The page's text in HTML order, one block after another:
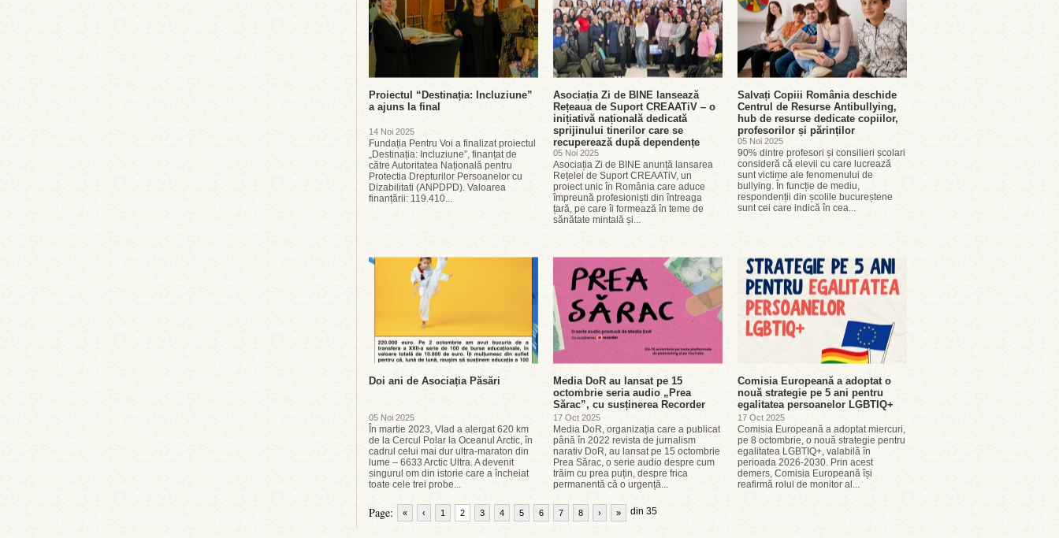
Proiectul “Destinația: Incluziune”
a ajuns la final
14 Noi 2025
Fundația Pentru Voi a finalizat proiectul
„Destinația: Incluziune”, finanțat de
către Autoritatea Națională pentru
Protectia Drepturilor Persoanelor cu
Dizabilitati (ANPDPD). Valoarea
finanțării: 119.410...
Asociația Zi de BINE lansează
Rețeaua de Suport CREAATiV – o
inițiativă națională dedicată
sprijinului tinerilor care se
recuperează după dependențe
05 Noi 2025
Asociația Zi de BINE anunță lansarea
Rețelei de Suport CREAATiV, un
proiect unic în România care aduce
împreună profesioniști din întreaga
țară, pe care îi formează în teme de
sănătate mintală și...
Salvați Copiii România deschide
Centrul de Resurse Antibullying,
hub de resurse dedicate copiilor,
profesorilor și părinților
05 Noi 2025
90% dintre profesori și consilieri școlari
consideră că elevii cu care lucrează
sunt victime ale fenomenului de
bullying. În funcție de mediu,
respondenții din școlile bucureștene
sunt cei care indică în cea...
Doi ani de Asociația Păsări
05 Noi 2025
În martie 2023, Vlad a alergat 620 km
de la Cercul Polar la Oceanul Arctic, în
cadrul celui mai dur ultra-maraton din
lume – 6633 Arctic Ultra. A devenit
singurul om din istorie care a încheiat
toate cele trei probe...
Media DoR au lansat pe 15
octombrie seria audio „Prea
Sărac”, cu susținerea Recorder
17 Oct 2025
Media DoR, organizația care a publicat
până în 2022 revista de jurnalism
narativ DoR, au lansat pe 15 octombrie
Prea Sărac, o serie audio despre cum
trăim cu prea puțin, despre frica
permanentă că o urgență...
Comisia Europeană a adoptat o
nouă strategie pe 5 ani pentru
egalitatea persoanelor LGBTIQ+
17 Oct 2025
Comisia Europeană a adoptat miercuri,
pe 8 octombrie, o nouă strategie pentru
egalitatea LGBTIQ+, valabilă în
perioada 2026-2030. Prin acest
demers, Comisia Europeană își
reafirmă rolul de monitor al...
Page: « ‹ 1 2 3 4 5 6 7 8 din 35
› »